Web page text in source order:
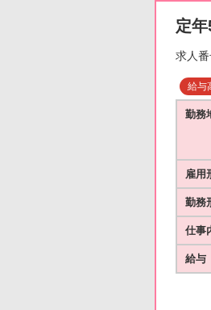
定
求人
給与
勤務
雇用
勤務
仕事
給与